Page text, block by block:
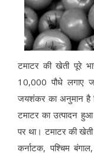
टमाटर की खेती पूरे
10,000 पौधे लगाए
जयशंकर का अनुमान है
टमाटर का उत्पादन
पर था। टमाटर की
कर्नाटक, पश्चिम